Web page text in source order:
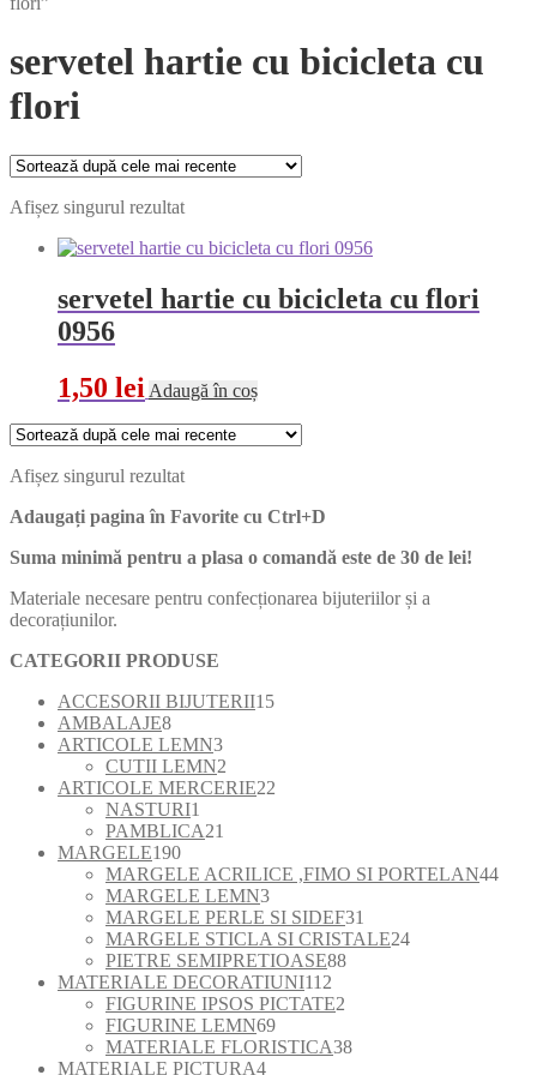
servetel hartie cu bicicleta cu
flori
Afișez singurul rezultat
servetel hartie cu bicicleta cu flori
0956
1,50 lei Adaugă în coș
Afișez singurul rezultat
Adaugați pagina în Favorite cu Ctrl+D
Suma minimă pentru a plasa o comandă este de 30 de lei!
Materiale necesare pentru confecționarea bijuteriilor și a
decorațiunilor.
CATEGORII PRODUSE
ACCESORII BIJUTERII1515
AMBALAJE88
produse
ARTICOLE LEMN33
produse
CUTII LEMN2
produse
ARTICOLE MERCERIE22
NASTURI1
produs
PAMBLICA21
produse
MARGELE190190
de
produse
MARGELE ACRILICE ,FIMO SI PORTELAN4444
MARGELE LEMN33
produse
MARGELE PERLE SI SIDEF31
de
MARGELE STICLA SI CRISTALE2424
PIETRE SEMIPRETIOASE8888
MATERIALE DECORATIUNI112
produse
FIGURINE IPSOS PICTATE2
FIGURINE LEMN6969
de
MATERIALE FLORISTICA3838
MATERIALE PICTURA44